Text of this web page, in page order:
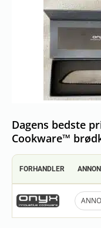
Dagens bedste
Cookware™
FORHANDLER